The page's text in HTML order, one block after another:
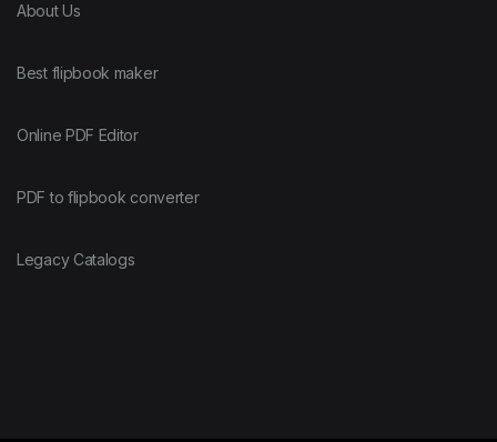
About Us
Best flipbook maker
Online PDF Editor
PDF to flipbook converter
Legacy Catalogs